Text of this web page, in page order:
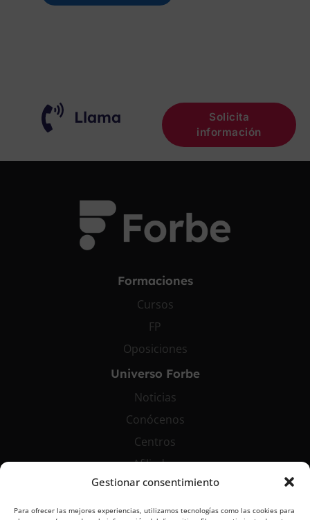
Gestionar consentimiento
Para ofrecer las mejores experiencias, utilizamos tecnologías como las cookies para
Llama
Solicita
información
Formaciones
Cursos
FP
Oposiciones
Universo Forbe
Noticias
Conócenos
Centros
Afiliados
Contáctanos
info@grupoforbe.com